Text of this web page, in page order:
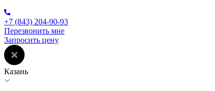
+7 (843) 204-90-93
Перезвонить мне
Запросить цену
Казань